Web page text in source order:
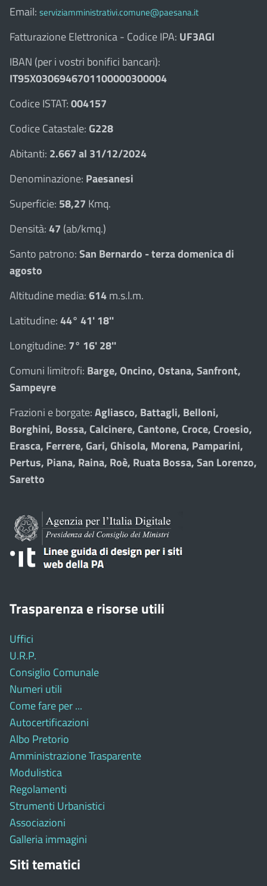
Email: serviziamministrativi.comune@paesana.it
Fatturazione Elettronica - Codice IPA: UF3AGI
IBAN (per i vostri bonifici bancari):
IT95X0306946701100000300004
Codice ISTAT:004157
Codice Catastale:G228
Abitanti: 2.667 al 31/12/2024
Denominazione: Paesanesi
Superficie: 58,27 Kmq.
Densità:47 (ab/kmq.)
Santo patrono:San Bernardo - terza domenica di
agosto
Altitudine media:614m.s.l.m.
Latitudine:44° 41' 18''
Longitudine: 7° 16' 28''
Comuni limitrofi: Barge, Oncino, Ostana, Sanfront,
Sampeyre
Frazioni e borgate:Agliasco, Battagli, Belloni,
Borghini, Bossa, Calcinere, Cantone, Croce, Croesio,
Erasca, Ferrere, Gari, Ghisola, Morena, Pamparini,
Pertus, Piana, Raina, Roè, Ruata Bossa, San Lorenzo,
Saretto
Trasparenza e risorse utili
Uffici
U.R.P.
Consiglio Comunale
Numeri utili
Come fare per ...
Autocertificazioni
Albo Pretorio
Amministrazione Trasparente
Modulistica
Regolamenti
Strumenti Urbanistici
Associazioni
Galleria immagini
Siti tematici